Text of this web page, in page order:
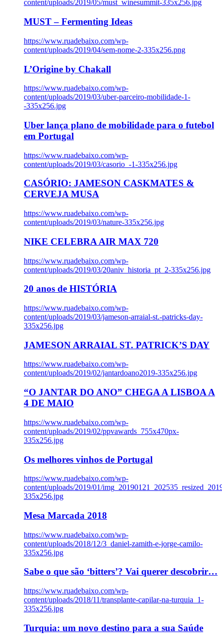
content/uploads/2019/05/must_winesummit-335x256.jpg
MUST – Fermenting Ideas
https://www.ruadebaixo.com/wp-
content/uploads/2019/04/sem-nome-2-335x256.png
L’Origine by Chakall
https://www.ruadebaixo.com/wp-
content/uploads/2019/03/uber-parceiro-mobilidade-1-
-335x256.jpg
Uber lança plano de mobilidade para o futebol
em Portugal
https://www.ruadebaixo.com/wp-
content/uploads/2019/03/casorio_-1-335x256.jpg
CASÓRIO: JAMESON CASKMATES &
CERVEJA MUSA
https://www.ruadebaixo.com/wp-
content/uploads/2019/03/nature-335x256.jpg
NIKE CELEBRA AIR MAX 720
https://www.ruadebaixo.com/wp-
content/uploads/2019/03/20aniv_historia_pt_2-335x256.jpg
20 anos de HISTÓRIA
https://www.ruadebaixo.com/wp-
content/uploads/2019/03/jameson-arraial-st.-patricks-day-
335x256.jpg
JAMESON ARRAIAL ST. PATRICK’S DAY
https://www.ruadebaixo.com/wp-
content/uploads/2019/02/jantardoano2019-335x256.jpg
“O JANTAR DO ANO” CHEGA A LISBOA A
4 DE MAIO
https://www.ruadebaixo.com/wp-
content/uploads/2019/02/ppvawards_755x470px-
335x256.jpg
Os melhores vinhos de Portugal
https://www.ruadebaixo.com/wp-
content/uploads/2019/01/
335x256.jpg
Mesa Marcada 2018
https://www.ruadebaixo.com/wp-
content/uploads/2018/12/3_daniel-zamith-e-jorge-camilo-
335x256.jpg
Sabe o que são ‘bitters’? Vai querer descobrir…
https://www.ruadebaixo.com/wp-
content/uploads/2018/11/transplante-capilar-na-turquia_1-
335x256.jpg
Turquia: um novo destino para a sua Saúde